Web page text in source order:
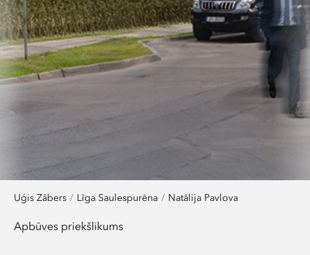
Uģis Zābers Līga Saulespurēna Natālija Pavlova
Apbūves priekšlikums